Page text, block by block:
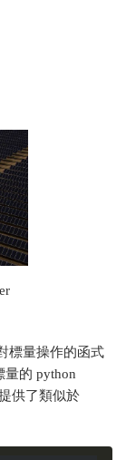
標量操作的函式
量的 python
供了類似於